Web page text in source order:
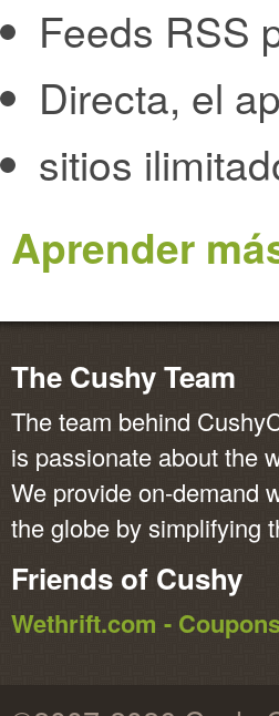
Feeds RSS
Directa, el
sitios
Aprender
The Cushy Team
The team behind
is passionate about the
We provide on-demand
the globe by simplifying
Friends of Cushy
Wethrift.com -